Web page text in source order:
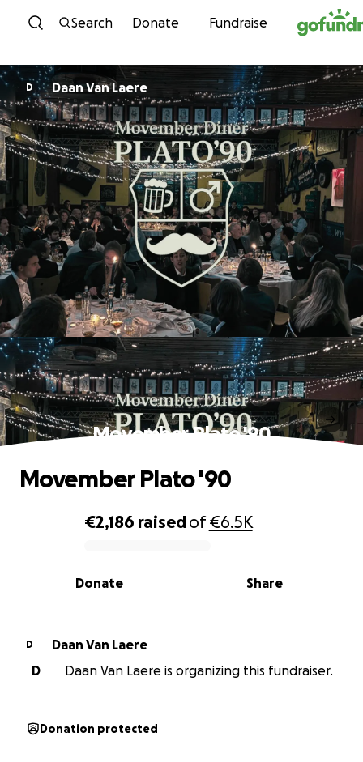
Skip to content
Search Donate Fundraise
D Daan Van Laere
Movember Plato '90
0% complete
€2,186 raisedof€6.5K
Share
Donate
Movember Plato '90
D
Daan Van Laere
D
Daan Van Laere is organizing this fundraiser.
Donation protected